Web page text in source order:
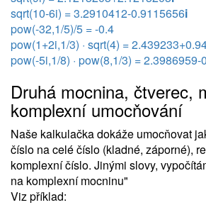
sqrt(10-6i) = 3.2910412-0.9115656i
pow(-32,1/5)/5 = -0.4
pow(1+2i,1/3) · sqrt(4) =
pow(-5i,1/8) · pow(8,1/3) = 2.3986959-
Druhá mocnina, čtverec,
komplexní umocňování
Naše kalkulačka dokáže umocňovat
číslo na celé číslo (kladné, záporné),
komplexní číslo. Jinými slovy,
na komplexní mocninu"
Viz příklad: